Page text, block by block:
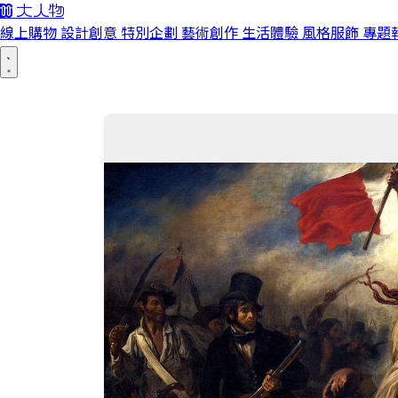
線上購物 設計創意 特別企劃 藝術創作 生活體驗 風格服飾 專題